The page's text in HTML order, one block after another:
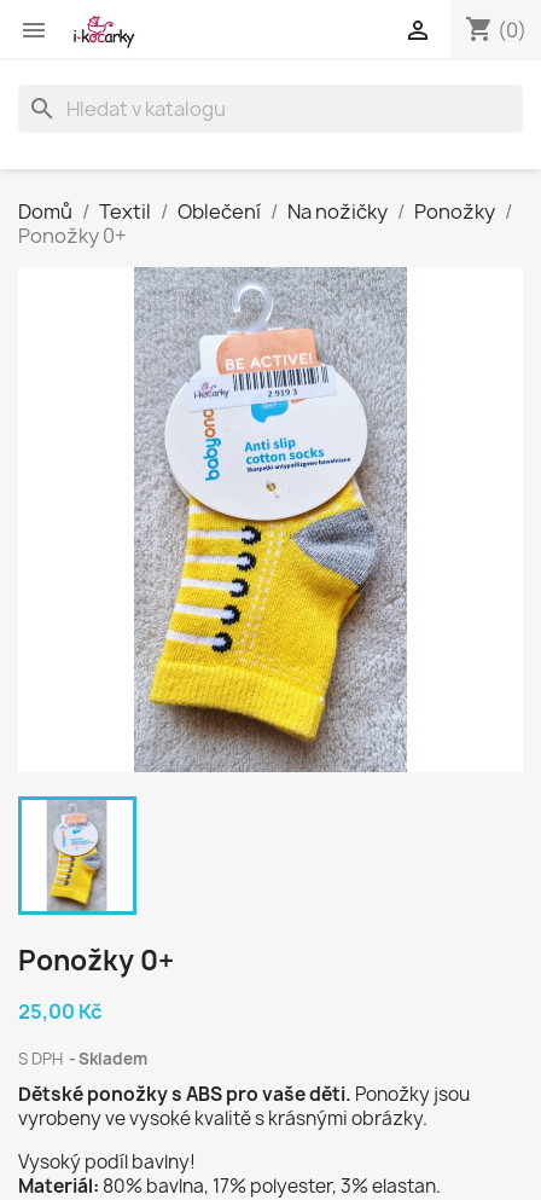
 shopping_cart (0)

search
Domů Textil Oblečení Na nožičky
Ponožky
Ponožky 0+
Ponožky 0+
25,00 Kč
S DPH Skladem
Dětské ponožky s ABS pro vaše děti. Ponožky jsou
vyrobeny ve vysoké kvalitě s krásnými obrázky.
Vysoký podíl bavlny!
Materiál: 80% bavlna, 17% polyester, 3% elastan.